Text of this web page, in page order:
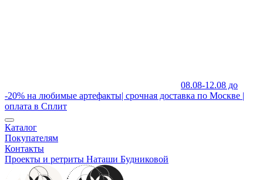
08.08-12.08 до
-20% на любимые артефакты| срочная доставка по Москве |
оплата в Сплит
Каталог
Покупателям
Контакты
Проекты и ретриты Наташи Будниковой